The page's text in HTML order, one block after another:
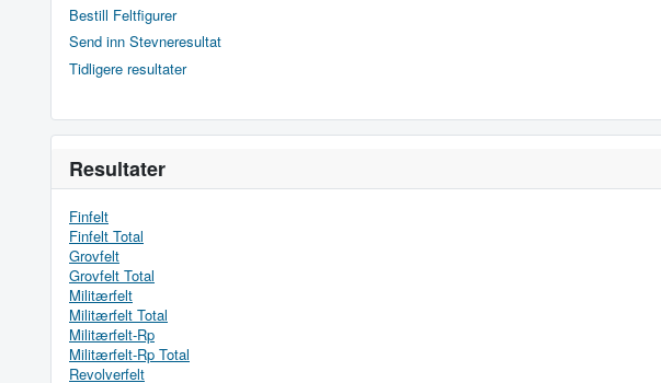
Bestill Feltfigurer
Send inn Stevneresultat
Tidligere resultater
Resultater
Finfelt
Finfelt Total
Grovfelt
Grovfelt Total
Militærfelt
Militærfelt Total
Militærfelt-Rp
Militærfelt-Rp Total
Revolverfelt